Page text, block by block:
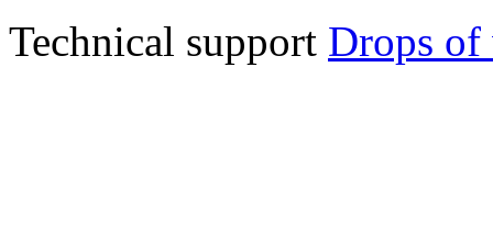
Technical support Drops of